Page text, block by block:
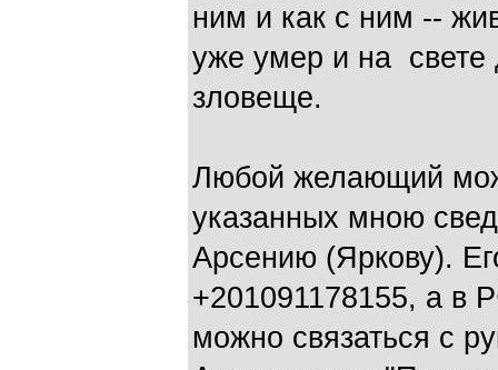
ним и как с ним --
уже умер и на свете
зловеще.
Любой желающий
указанных мною
Арсению (Яркову).
+201091178155, а в
можно связаться с